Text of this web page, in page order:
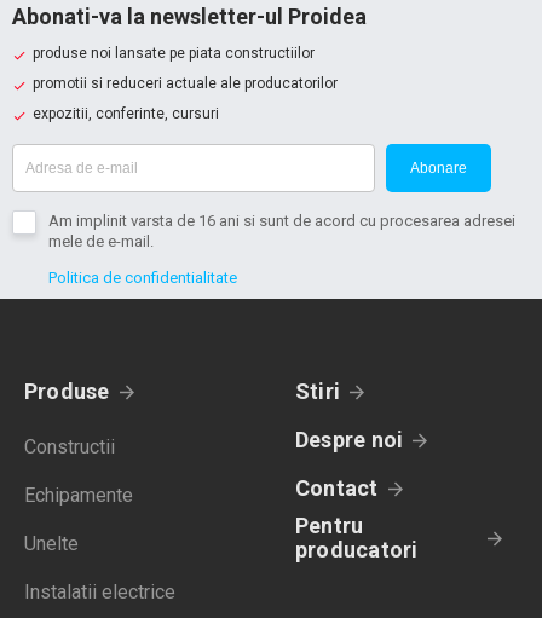
Abonati-va la newsletter-ul Proidea
produse noi lansate pe piata constructiilor
promotii si reduceri actuale ale producatorilor
expozitii, conferinte, cursuri
Abonare
Am implinit varsta de 16 ani si sunt de acord cu procesarea adresei
mele de e-mail.
Politica de confidentialitate
Produse
Constructii
Echipamente
Unelte
Instalatii electrice
Stiri
Despre noi
Contact
Pentru
producatori